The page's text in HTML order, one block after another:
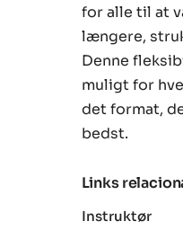
for alle til at
længere,
Denne
muligt for
det format,
bedst.
Links
Instruktør